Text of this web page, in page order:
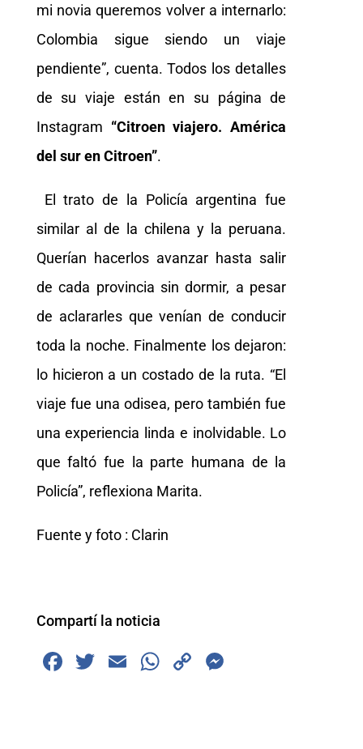
mi novia queremos volver a internarlo:
Colombia sigue siendo un viaje
pendiente”, cuenta. Todos los detalles
de su viaje están en su página de
Instagram “Citroen viajero. América
del sur en Citroen”.
El trato de la Policía argentina fue
similar al de la chilena y la peruana.
Querían hacerlos avanzar hasta salir
de cada provincia sin dormir, a pesar
de aclararles que venían de conducir
toda la noche. Finalmente los dejaron:
lo hicieron a un costado de la ruta. “El
viaje fue una odisea, pero también fue
una experiencia linda e inolvidable. Lo
que faltó fue la parte humana de la
Policía”, reflexiona Marita.
Fuente y foto : Clarin
Compartí la noticia
F
T
E
W
C